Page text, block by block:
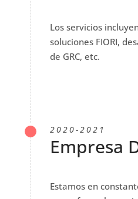
Los servicios
soluciones FIORI,
de GRC, etc.
2020-2021
Empresa
Estamos en